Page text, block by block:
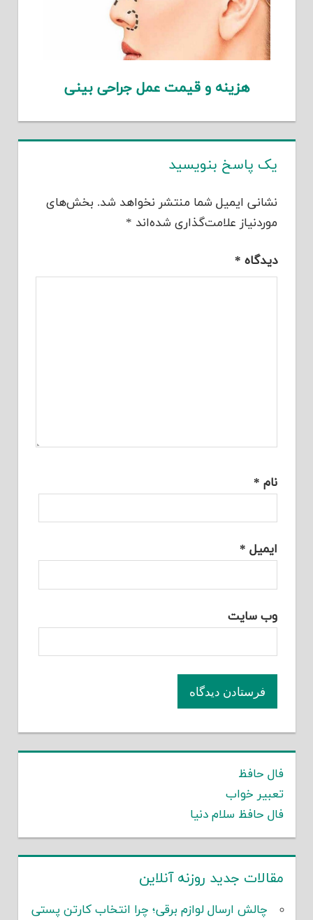
هزینه و قیمت عمل جراحی بینی
یک پاسخ بنویسید
نشانی ایمیل شما منتشر نخواهد شد. بخش‌های
موردنیاز علامت‌گذاری شده‌اند *
دیدگاه *
نام *
ایمیل *
وب‌ سایت
فال حافظ
تعبیر خواب
فال حافظ سلام دنیا
مقالات جدید روزنه آنلاین
چالش ارسال لوازم برقی؛ چرا انتخاب کارتن پستی